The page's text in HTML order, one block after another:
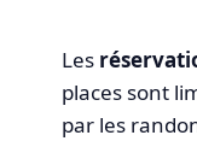
Les
places sont
par les